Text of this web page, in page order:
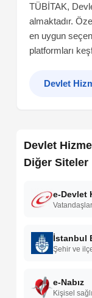
TÜBİTAK,
almaktadır.
en uygun
platformları
Devlet
Devlet
Diğer Siteler
e-Devlet
İstanbul
Şehir ve
e-Nabız
Kişisel